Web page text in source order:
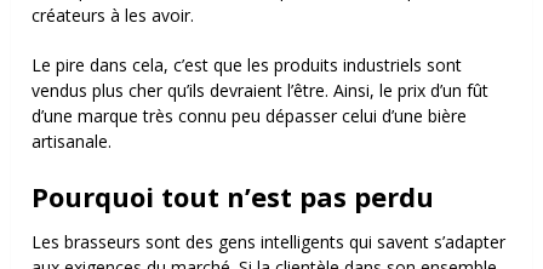
créateurs à les avoir.
Le pire dans cela, c’est que les produits industriels sont
vendus plus cher qu’ils devraient l’être. Ainsi, le prix d’un fût
d’une marque très connu peu dépasser celui d’une bière
artisanale.
Pourquoi tout n’est pas perdu
Les brasseurs sont des gens intelligents qui savent s’adapter